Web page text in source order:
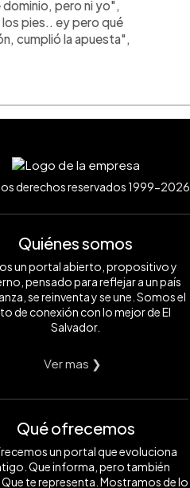
pero ni yo",
pies.. ey pero qué
cumplió la apuesta",
derechos reservados 1999-2026
Quiénes somos
un portal abierto, propositivo y
pensado para reflejar a un país
se reinventa y se une. Somos el
de conexión con lo mejor de El
Salvador.
Ver mas ❯
Qué ofrecemos
un portal que evoluciona
Que informa, pero también
te representa. Mostramos de lo